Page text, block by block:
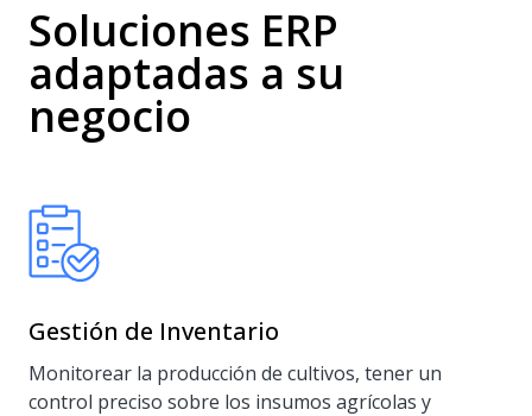
Soluciones ERP
adaptadas a su
negocio
Gestión de Inventario
Monitorear la producción de cultivos, tener un
control preciso sobre los insumos agrícolas y